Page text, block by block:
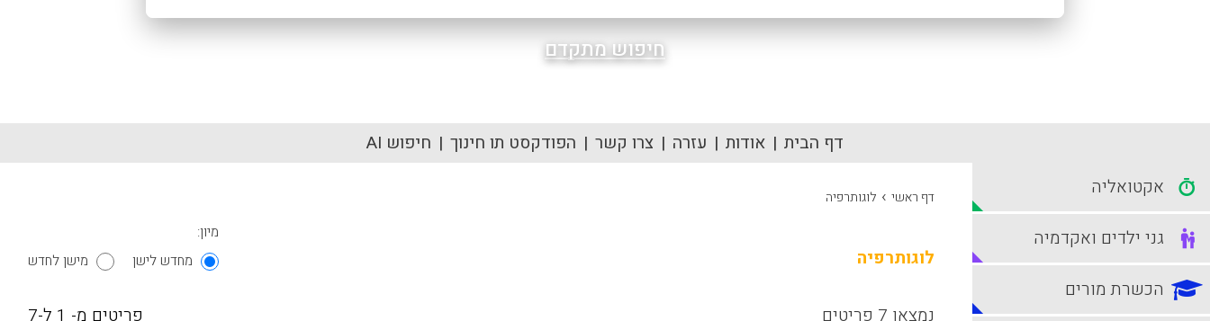
חיפוש מתקדם
דף הבית אודות עזרה צרו קשר הפודקסט תו חינוך חיפוש AI
דף ראשי › לוגותרפיה
לוגותרפיה
מיון:
מחדש לישן
מישן לחדש
נמצאו 7 פריטים פריטים מ- 1 ל-7
אקטואליה
גני ילדים ואקדמיה
הכשרת מורים